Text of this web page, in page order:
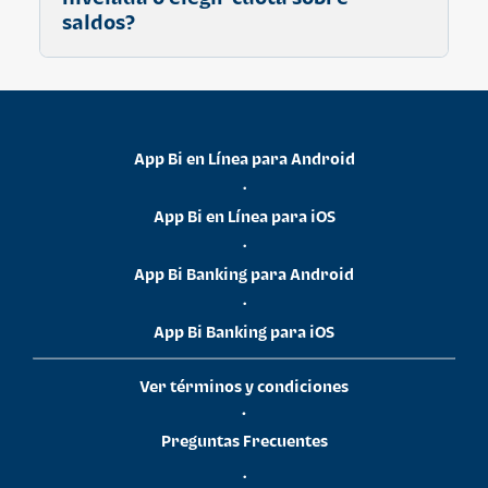
saldos?
App Bi en Línea para Android
•
App Bi en Línea para iOS
•
App Bi Banking para Android
•
App Bi Banking para iOS
Ver términos y condiciones
•
Preguntas Frecuentes
•